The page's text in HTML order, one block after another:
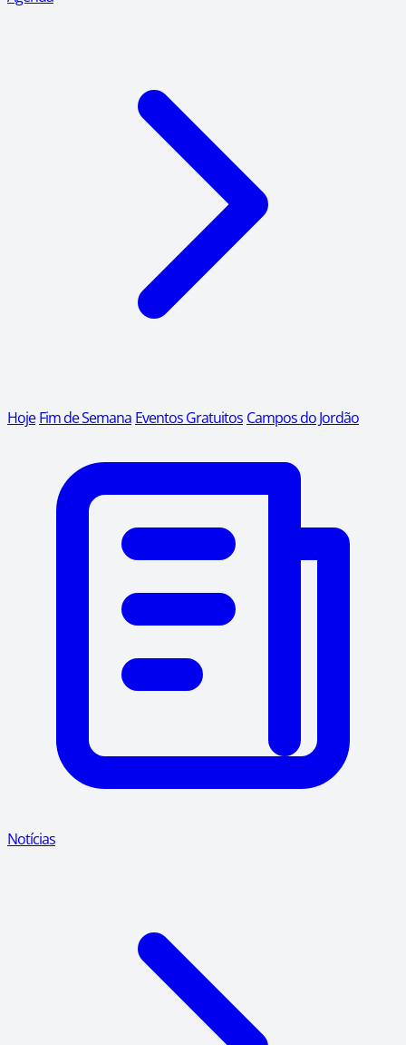
Hoje Fim de Semana Eventos Gratuitos Campos do Jordão
Notícias